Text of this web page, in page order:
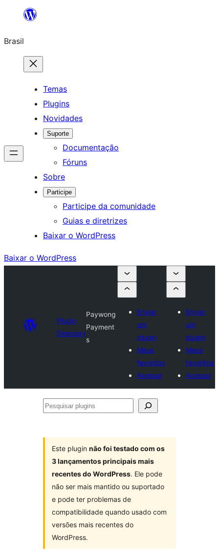
o
conteúdo
Brasil
Temas
Plugins
Novidades
Suporte
Documentação
Fóruns
Sobre
Participe
Participe da comunidade
Guias e diretrizes
Baixar o WordPress
Baixar o WordPress
Plugin
Directory
Paywong
Payment
s
Enviar
um
plugin
Meus
favoritos
Acessar
Enviar
um
plugin
Meus
favoritos
Acessar
Pesquisar
Este plugin não foi testado com os
3 lançamentos principais mais
recentes do WordPress. Ele pode
não ser mais mantido ou suportado
e pode ter problemas de
compatibilidade quando usado com
versões mais recentes do
WordPress.